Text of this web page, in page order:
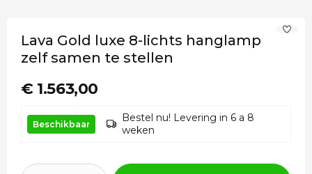
Lava Gold luxe 8-lichts hanglamp
zelf samen te stellen
€ 1.563,00
Beschikbaar
Bestel nu! Levering in 6 a 8
weken